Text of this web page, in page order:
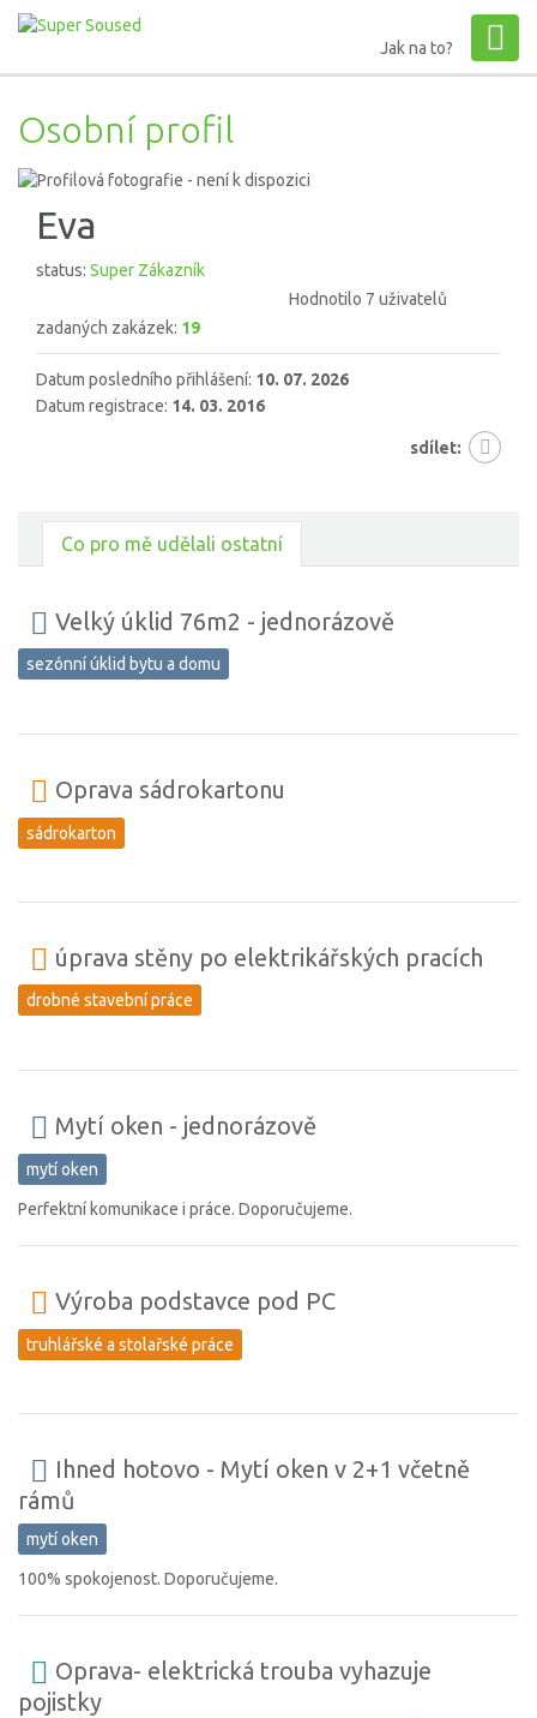
Jak na to?
Osobní profil
Eva
status: Super Zákazník
Hodnotilo 7 uživatelů
zadaných zakázek: 19
Datum posledního přihlášení: 10. 07. 2026
Datum registrace: 14. 03. 2016
sdílet:
Co pro mě udělali ostatní
Velký úklid 76m2 - jednorázově
sezónní úklid bytu a domu
Oprava sádrokartonu
sádrokarton
úprava stěny po elektrikářských pracích
drobné stavební práce
Mytí oken - jednorázově
mytí oken
Perfektní komunikace i práce. Doporučujeme.
Výroba podstavce pod PC
truhlářské a stolařské práce
Ihned hotovo - Mytí oken v 2+1 včetně
rámů
mytí oken
100% spokojenost. Doporučujeme.
Oprava- elektrická trouba vyhazuje
pojistky